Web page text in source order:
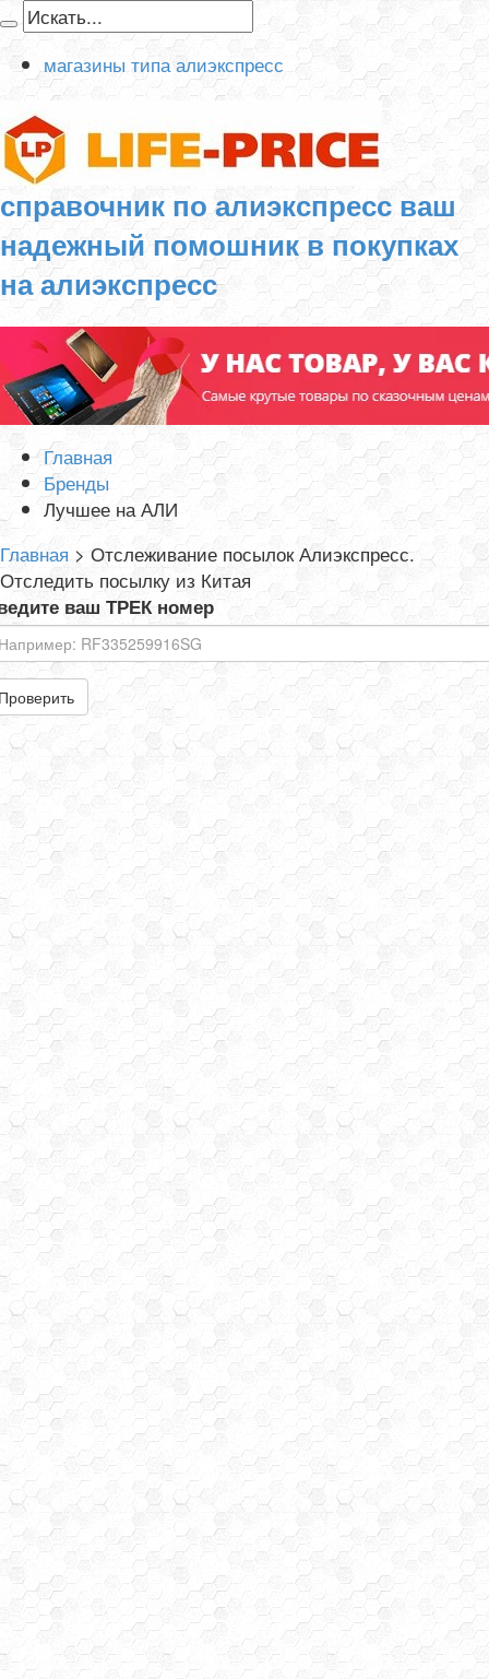
магазины типа алиэкспресс
справочник по алиэкспресс ваш
надежный помошник в покупках
на алиэкспресс
Главная
Бренды
Лучшее на АЛИ
Главная > Отслеживание посылок Алиэкспресс.
Отследить посылку из Китая
ваш ТРЕК номер